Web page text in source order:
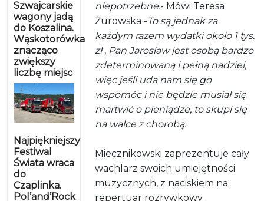
Szwajcarskie
wagony jadą
do Koszalina.
Wąskotorówka
znacząco
zwiększy
liczbę miejsc
Najpiękniejszy
Festiwal
Świata wraca
do
Czaplinka.
Pol’and’Rock
niepotrzebne.- Mówi Teresa
Żurowska -To są jednak za
każdym razem wydatki około 1 tys.
zł . Pan Jarosław jest osobą bardzo
zdeterminowaną i pełną nadziei,
więc jeśli uda nam się go
wspomóc i nie będzie musiał się
martwić o pieniądze, to skupi się
na walce z chorobą.
Miecznikowski zaprezentuje cały
wachlarz swoich umiejętności
muzycznych, z naciskiem na
repertuar rozrywkowy.